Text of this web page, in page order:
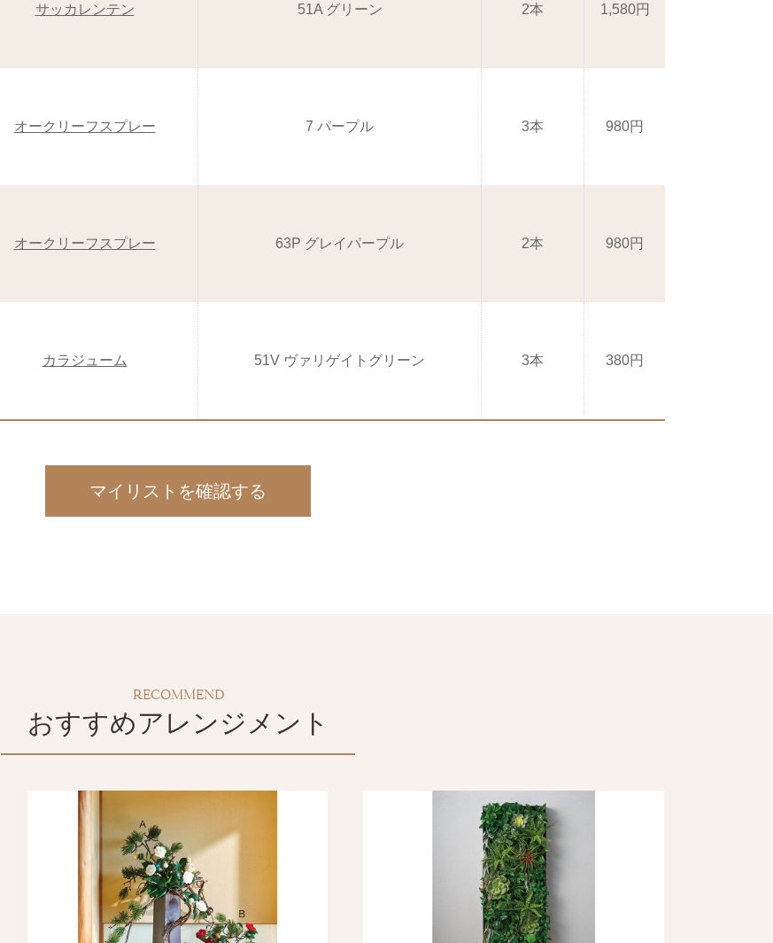
サッカレンテン 51A グリーン 2本 1,580円
オークリーフスプレー 7 パープル 3本 980円
オークリーフスプレー 63P グレイパープル 2本 980円
カラジューム 51V ヴァリゲイトグリーン 3本 380円
マイリストを確認する
RECOMMEND
おすすめアレンジメント